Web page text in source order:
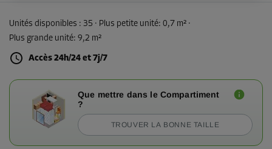
Unités disponibles : 35 · Plus petite unité: 0,7 m² ·
Plus grande unité: 9,2 m²
Accès 24h/24 et 7j/7
Que mettre dans le Compartiment
?
TROUVER LA BONNE TAILLE